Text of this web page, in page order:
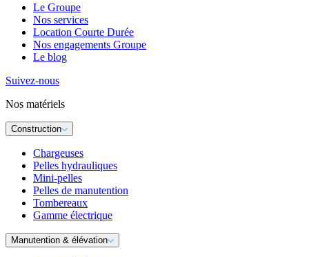
Le Groupe
Nos services
Location Courte Durée
Nos engagements Groupe
Le blog
Suivez-nous
Nos matériels
Construction
Chargeuses
Pelles hydrauliques
Mini-pelles
Pelles de manutention
Tombereaux
Gamme électrique
Manutention & élévation